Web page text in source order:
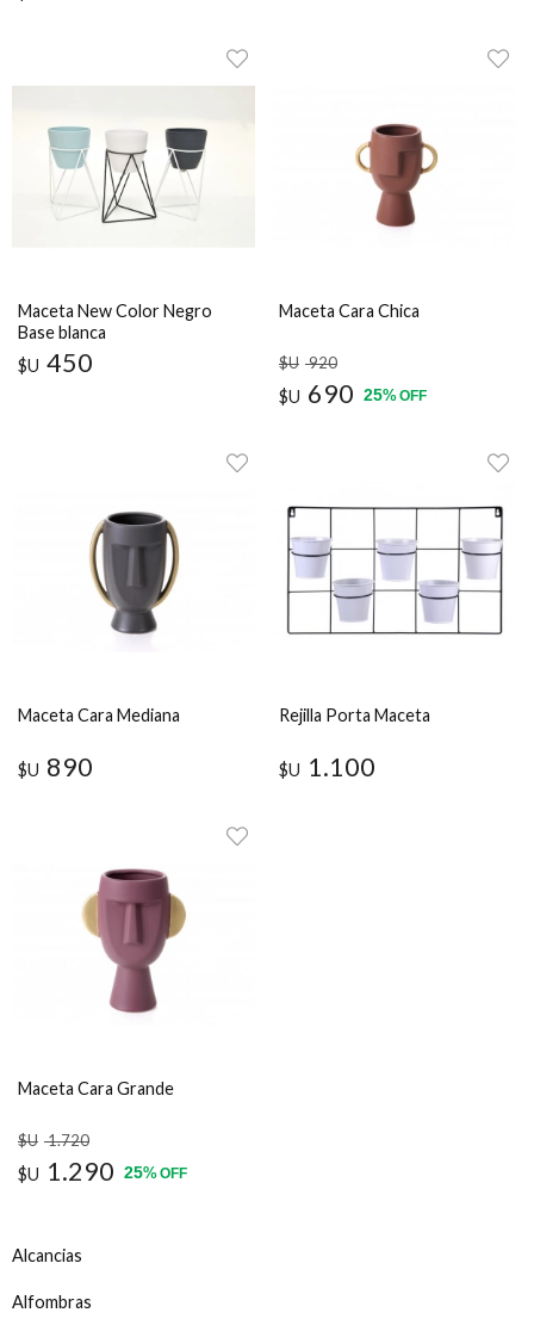
Alcancias
Alfombras
Maceta New Color Negro
Base blanca
$U 450
Maceta Cara Chica
$U 920
$U 690 25%OFF
Maceta Cara Mediana
$U 890
Rejilla Porta Maceta
$U 1.100
Maceta Cara Grande
$U 1.720
$U 1.290 25%OFF